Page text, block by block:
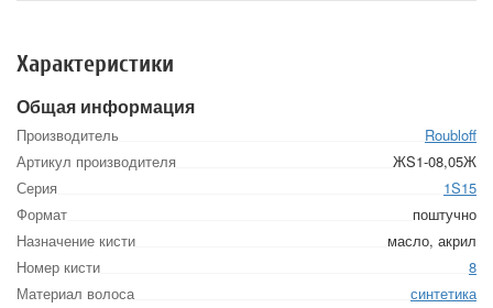
Характеристики
Общая информация
Производитель
Roubloff
Артикул производителя
ЖS1-08,05Ж
Серия
1S15
Формат
поштучно
Назначение кисти
масло, акрил
Номер кисти
8
Материал волоса
синтетика